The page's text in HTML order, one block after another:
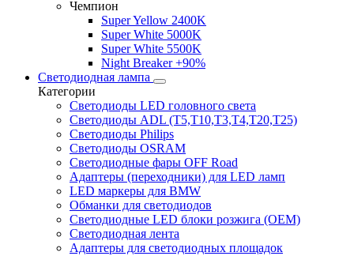
Чемпион
Super Yellow 2400K
Super White 5000K
Super White 5500K
Night Breaker +90%
Светодиодная лампа
Категории
Светодиоды LED головного света
Светодиоды ADL (T5,T10,T3,T4,T20,T25)
Светодиоды Philips
Светодиоды OSRAM
Светодиодные фары OFF Road
Адаптеры (переходники) для LED ламп
LED маркеры для BMW
Обманки для светодиодов
Светодиодные LED блоки розжига (OEM)
Светодиодная лента
Адаптеры для светодиодных площадок